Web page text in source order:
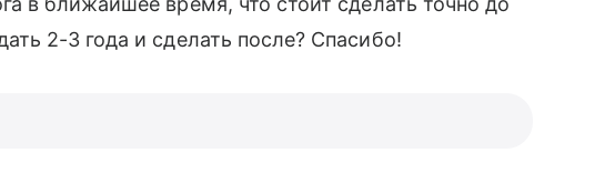
2-3 года и сделать после? Спасибо!